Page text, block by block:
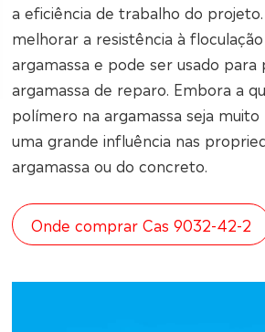
a eficiência de trabalho do
melhorar a resistência à
argamassa e pode ser usado
argamassa de reparo. Embora a
polímero na argamassa seja
uma grande influência nas
argamassa ou do concreto.
Onde comprar Cas 9032-42-2